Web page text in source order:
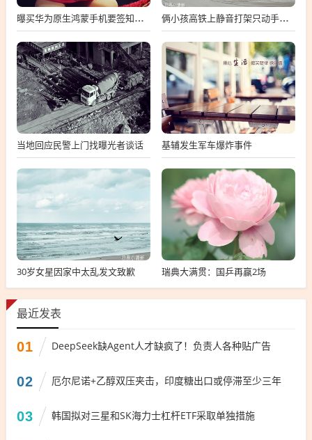
曝买华为原生鸿蒙手机要签知情书 俩小孩高铁上静音打架只动手不动嘴
当地回应民警上门找曝光者谈话 基辅发生军车爆炸事件
30岁女星因家中太乱发文致歉 瑞典大满贯：国乒再赢2场
最近发表
01 DeepSeek缺Agent人才缺疯了！负责人各种贴广告
02 厄尔尼诺+乙醇双压夹击，印度糖出口或停滞至少三年
03 韩国拟对三星和SK海力士杠杆ETF采取单独措施